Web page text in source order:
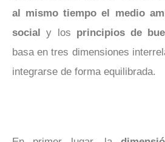
al mismo tiempo el medio
social y los principios de
basa en tres dimensiones
integrarse de forma equilibrada.